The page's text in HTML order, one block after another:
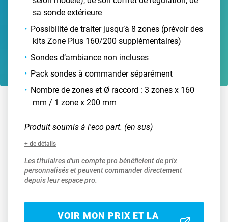
sa sonde extérieure
Possibilité de traiter jusqu’à 8 zones (prévoir des
kits Zone Plus 160/200 supplémentaires)
Sondes d’ambiance non incluses
Pack sondes à commander séparément
Nombre de zones et Ø raccord : 3 zones x 160
mm / 1 zone x 200 mm
Produit soumis à l'eco part. (en sus)
+ de détails
Les titulaires d'un compte pro bénéficient de prix
personnalisés et peuvent commander directement
depuis leur espace pro.
VOIR MON PRIX ET LA